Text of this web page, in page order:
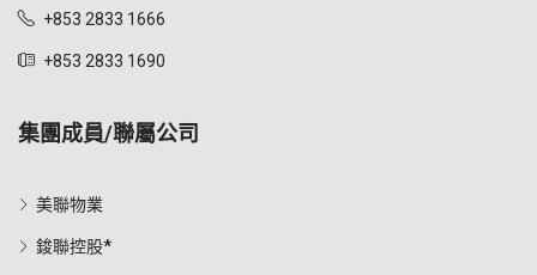
+853 2833 1666
+853 2833 1690
集團成員/聯屬公司
美聯物業
鋑聯控股*